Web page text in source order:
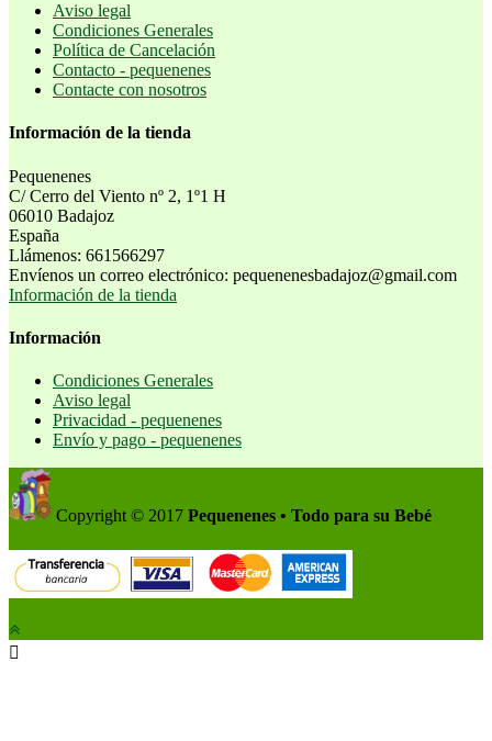
Aviso legal
Condiciones Generales
Política de Cancelación
Contacto - pequenenes
Contacte con nosotros
Información de la tienda
Pequenenes
C/ Cerro del Viento nº 2, 1º1 H
06010 Badajoz
España
Llámenos: 661566297
Envíenos un correo electrónico: pequenenesbadajoz@gmail.com
Información de la tienda
Información
Condiciones Generales
Aviso legal
Privacidad - pequenenes
Envío y pago - pequenenes
Copyright © 2017 Pequenenes • Todo para su Bebé
